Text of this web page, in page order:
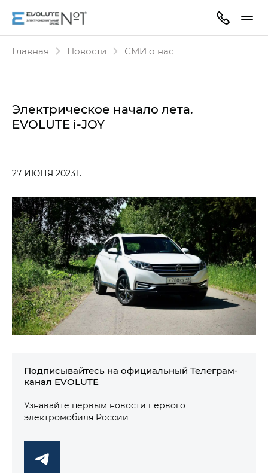
Главная Новости СМИ о нас
Электрическое начало лета.
EVOLUTE i‑JOY
27 ИЮНЯ 2023 Г.
Подписывайтесь на официальный Телеграм-
канал EVOLUTE
Узнавайте первым новости первого
электромобиля России